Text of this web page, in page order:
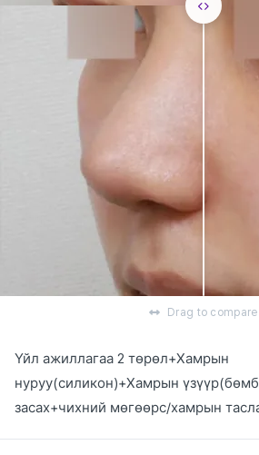
Drag to compare
Үйл ажиллагаа 2 төрөл+Хамрын
нуруу(силикон)+Хамрын
засах+чихний мөгөөрс/хамрын